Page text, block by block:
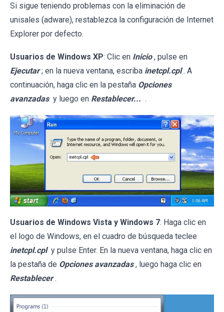
Si sigue teniendo problemas con la eliminación de
unisales (adware), restablezca la configuración de Internet
Explorer por defecto.
Usuarios de Windows XP: Clic en Inicio , pulse en
Ejecutar ; en la nueva ventana, escriba inetcpl.cpl . A
continuación, haga clic en la pestaña Opciones
avanzadas y luego en Restablecer... .
Usuarios de Windows Vista y Windows 7: Haga clic en
el logo de Windows, en el cuadro de búsqueda teclee
inetcpl.cpl y pulse Enter. En la nueva ventana, haga clic en
la pestaña de Opciones avanzadas , luego haga clic en
Restablecer .